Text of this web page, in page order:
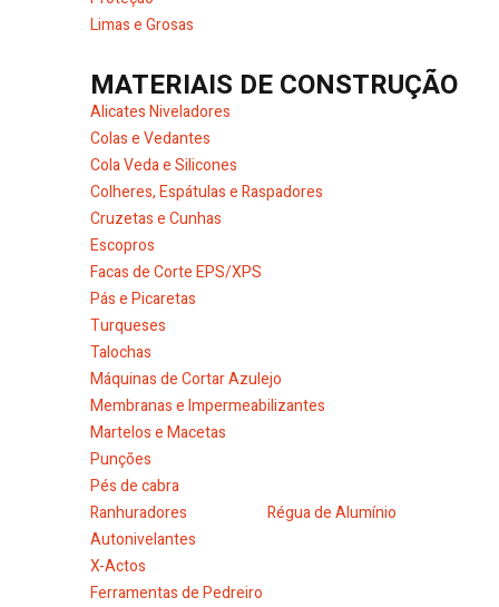
Limas e Grosas
MATERIAIS DE CONSTRUÇÃO
Alicates Niveladores
Colas e Vedantes
Cola Veda e Silicones
Colheres, Espátulas e Raspadores
Cruzetas e Cunhas
Escopros
Facas de Corte EPS/XPS
Pás e Picaretas
Turqueses
Talochas
Máquinas de Cortar Azulejo
Membranas e Impermeabilizantes
Martelos e Macetas
Punções
Pés de cabra
Ranhuradores
Régua de Alumínio
Autonivelantes
X-Actos
Ferramentas de Pedreiro